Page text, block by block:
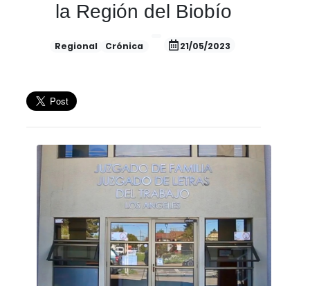
la Región del Biobío
Regional Crónica 21/05/2023